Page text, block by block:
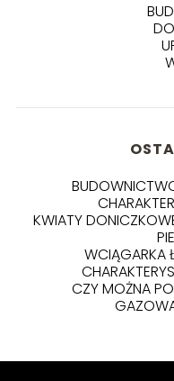
KWIATY
WCIĄGARKA
CZY MOŻNA